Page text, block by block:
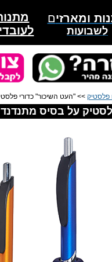
ומארזים
לשבועות
פלסטיק >> "העט השיכור" כדורי
על בסיס מתנדנד